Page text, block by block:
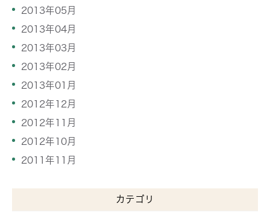
2013年05月
2013年04月
2013年03月
2013年02月
2013年01月
2012年12月
2012年11月
2012年10月
2011年11月
カテゴリ